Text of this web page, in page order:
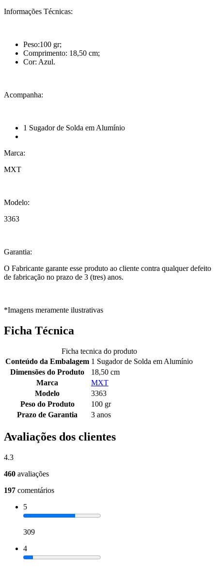
Informações Técnicas:
Peso:100 gr;
Comprimento: 18,50 cm;
Cor: Azul.
Acompanha:
1 Sugador de Solda em Alumínio
Marca:
MXT
Modelo:
3363
Garantia:
O Fabricante garante esse produto ao cliente contra qualquer defeito
de fabricação no prazo de 3 (tres) anos.
*Imagens meramente ilustrativas
Ficha Técnica
Ficha tecnica do produto
Conteúdo da Embalagem 1 Sugador de Solda em Alumínio
Dimensões do Produto
18,50 cm
Marca
MXT
Modelo
3363
Peso do Produto
100 gr
Prazo de Garantia
3 anos
Avaliações dos clientes
4.3
460 avaliações
197 comentários
5
309
4